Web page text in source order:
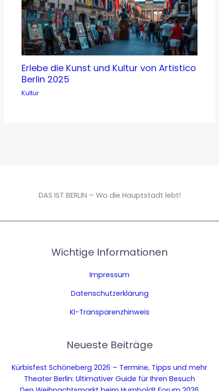
Erlebe die Kunst und Kultur von Artistico
Berlin 2025
Kultur
DAS IST BERLIN – Wo die Hauptstadt lebt!
Wichtige Informationen
Impressum
Datenschutzerklärung
KI-Transparenzhinweis
Neueste Beiträge
Kürbisfest Schöneberg 2026 – Termine, Tipps und mehr
Theater Berlin: Ultimativer Guide für Ihren Besuch